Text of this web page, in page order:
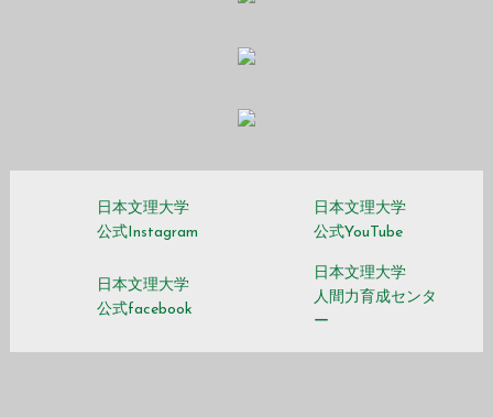
日本文理大学
公式Instagram
日本文理大学
公式YouTube
日本文理大学
公式facebook
日本文理大学
人間力育成センタ
ー